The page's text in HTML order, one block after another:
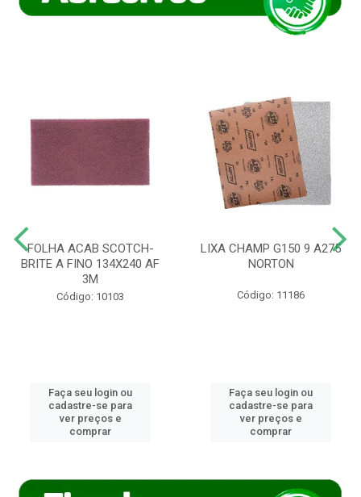
FOLHA ACAB SCOTCH-
BRITE A FINO 134X240 AF
3M
Código: 10103
Faça seu login ou
cadastre-se para
ver preços e
comprar
LIXA CHAMP G150 9 A275
NORTON
Código: 11186
Faça seu login ou
cadastre-se para
ver preços e
comprar